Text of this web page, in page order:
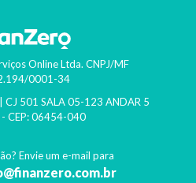
Online Ltda. CNPJ/MF
0001-34
501 SALA 05-123 ANDAR 5
CEP: 06454-040
Envie um e-mail para